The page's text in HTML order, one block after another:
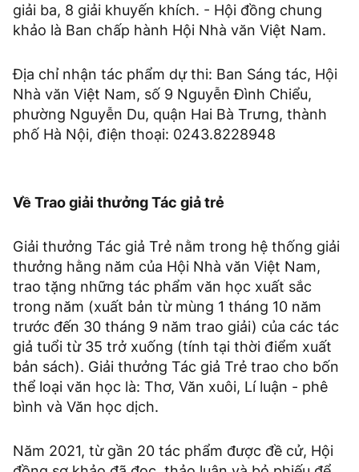
giải ba, 8 giải khuyến khích. - Hội đồng chung
khảo là Ban chấp hành Hội Nhà văn Việt Nam.
Địa chỉ nhận tác phẩm dự thi: Ban Sáng tác, Hội
Nhà văn Việt Nam, số 9 Nguyễn Đình Chiểu,
phường Nguyễn Du, quận Hai Bà Trưng, thành
phố Hà Nội, điện thoại: 0243.8228948
Về Trao giải thưởng Tác giả trẻ
Giải thưởng Tác giả Trẻ nằm trong hệ thống giải
thưởng hằng năm của Hội Nhà văn Việt Nam,
trao tặng những tác phẩm văn học xuất sắc
trong năm (xuất bản từ mùng 1 tháng 10 năm
trước đến 30 tháng 9 năm trao giải) của các tác
giả tuổi từ 35 trở xuống (tính tại thời điểm xuất
bản sách). Giải thưởng Tác giả Trẻ trao cho bốn
thể loại văn học là: Thơ, Văn xuôi, Lí luận - phê
bình và Văn học dịch.
Năm 2021, từ gần 20 tác phẩm được đề cử, Hội